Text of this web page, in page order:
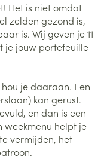
Het is niet omdat
zelden gezond is,
is. Wij geven je 11
je jouw portefeuille
je daaraan. Een
kan gerust.
en dan is een
weekmenu helpt je
vermijden, het